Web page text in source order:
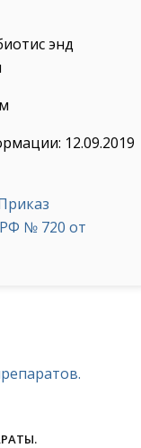
энд
12.09.2019
№ 720 от